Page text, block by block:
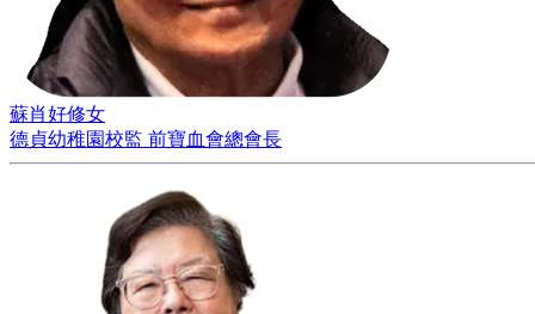
蘇肖好修女
德貞幼稚園校監 前寶血會總會長